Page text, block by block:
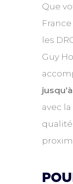
Que
les
Guy
avec